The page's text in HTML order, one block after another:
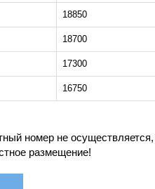
18850
18700
17300
16750
номер не
размещение!